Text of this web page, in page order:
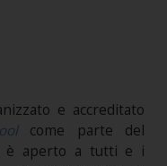
e accreditato
come parte del
è aperto a tutti e i